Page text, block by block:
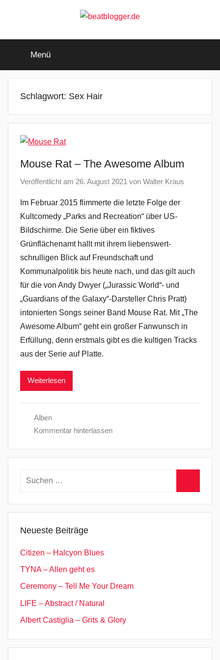
beatblogger.de
beat
goes
Menü
Schlagwort: Sex Hair
Mouse Rat – The Awesome Album
Veröffentlicht am 26. August 2021 von Walter Kraus
Im Februar 2015 flimmerte die letzte Folge der
Kultcomedy „Parks and Recreation“ über US-
Bildschirme. Die Serie über ein fiktives
Grünflächenamt hallt mit ihrem liebenswert-
schrulligen Blick auf Freundschaft und
Kommunalpolitik bis heute nach, und das gilt auch
für die von Andy Dwyer („Jurassic World“- und
„Guardians of the Galaxy“-Darsteller Chris Pratt)
intonierten Songs seiner Band Mouse Rat. Mit „The
Awesome Album“ geht ein großer Fanwunsch in
Erfüllung, denn erstmals gibt es die kultigen Tracks
aus der Serie auf Platte.
Weiterlesen
Alben
Kommentar hinterlassen
Suchen
Neueste Beiträge
Citizen – Halcyon Blues
TYNA – Allen geht es
Ceremony – Tell Me Your Dream
LIFE – Abstract / Natural
Albert Castiglia – Grits & Glory